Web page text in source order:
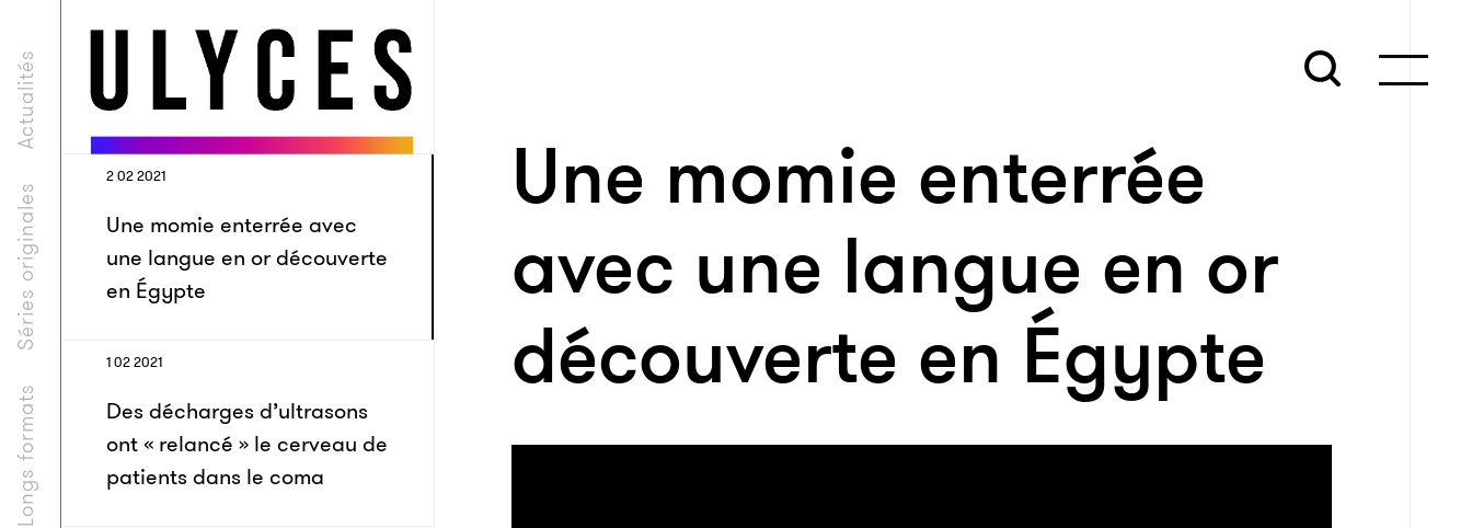
Longs formats
Séries originales
Actualités
2 02 2021
Une momie enterrée avec
une langue en or découverte
en Égypte
1 02 2021
Des décharges d’ultrasons
ont « relancé » le cerveau de
patients dans le coma
Une momie enterrée
avec une langue en or
découverte en Égypte